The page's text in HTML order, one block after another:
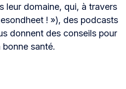
leur domaine, qui, à travers
! »), des podcasts
donnent des conseils pour
santé.